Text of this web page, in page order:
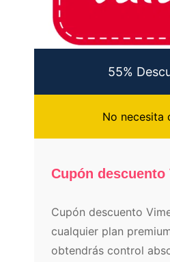
55%
No necesita
Cupón descuento
Cupón descuento
cualquier plan
obtendrás control